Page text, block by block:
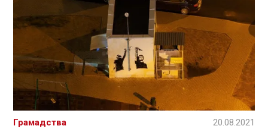
Грамадства 20.08.2021